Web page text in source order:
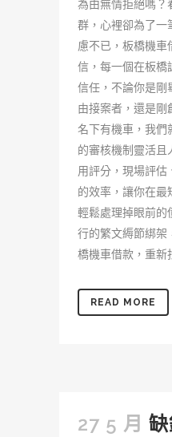
為由無情拒絕嗎？
群，心裡卻為了一
慮不已，板橋機車
信，每一個在板橋
信任，不論你是剛
由接案者，還是剛
名下有機車，我們
的審核機制靈活且
用評分，現場評估
的效率，讓你在最
輕鬆處理掉眼前的
行的繁文縟節綁架
橋機車借款，重新
READ MORE
27 5 月 缺